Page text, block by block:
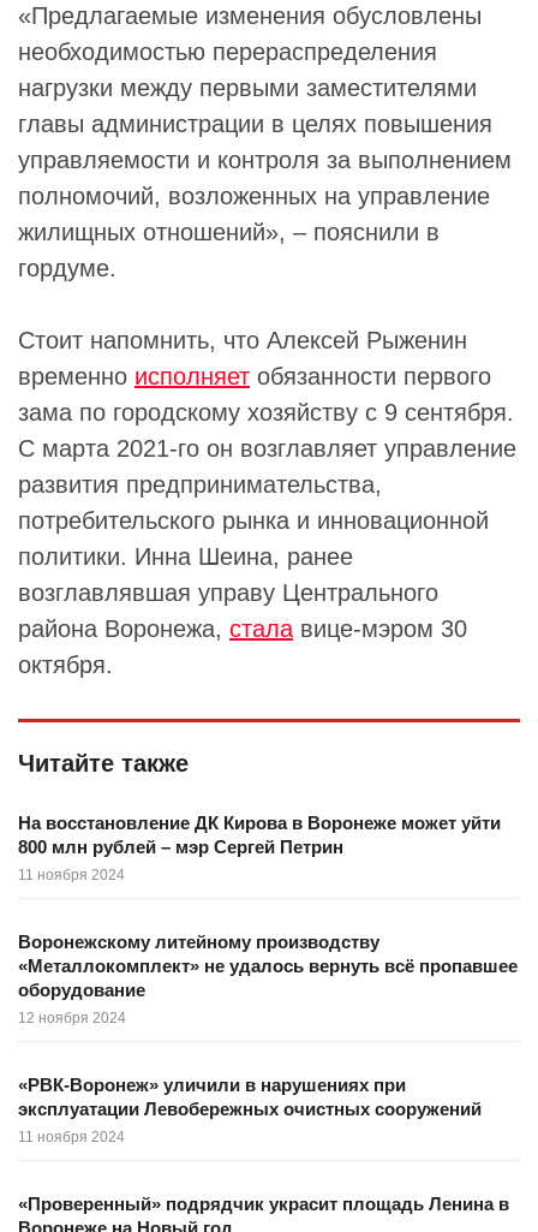
«Предлагаемые изменения обусловлены
необходимостью перераспределения
нагрузки между первыми заместителями
главы администрации в целях повышения
управляемости и контроля за выполнением
полномочий, возложенных на управление
жилищных отношений», – пояснили в
гордуме.
Стоит напомнить, что Алексей Рыженин
временно исполняет обязанности первого
зама по городскому хозяйству с 9 сентября.
С марта 2021-го он возглавляет управление
развития предпринимательства,
потребительского рынка и инновационной
политики. Инна Шеина, ранее
возглавлявшая управу Центрального
района Воронежа, стала вице-мэром 30
октября.
Читайте также
На восстановление ДК Кирова в Воронеже может уйти
800 млн рублей – мэр Сергей Петрин
11 ноября 2024
Воронежскому литейному производству
«Металлокомплект» не удалось вернуть всё пропавшее
оборудование
12 ноября 2024
«РВК-Воронеж» уличили в нарушениях при
эксплуатации Левобережных очистных сооружений
11 ноября 2024
«Проверенный» подрядчик украсит площадь Ленина в
Воронеже на Новый год